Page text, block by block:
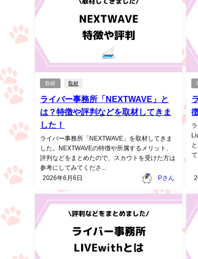
取材 取材
ライバー事務所「NEXTWAVE」と
は？特徴や評判などを取材してきま
した！
ライバー事務所「NEXTWAVE」を取材してきま
した。NEXTWAVEの特徴や所属するメリット、
評判などをまとめたので、スカウトを受けた方は
参考にしてみてくださ...
2026年6月6日
Pさん